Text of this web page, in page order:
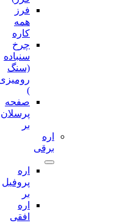
فرز
چرخ
سنباده
رومیزی
صفحه
پرسلان
پروفیل